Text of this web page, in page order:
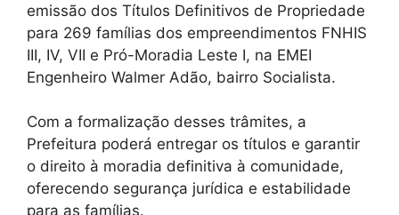
emissão dos Títulos Definitivos de Propriedade
para 269 famílias dos empreendimentos FNHIS
III, IV, VII e Pró-Moradia Leste I, na EMEI
Engenheiro Walmer Adão, bairro Socialista.
Com a formalização desses trâmites, a
Prefeitura poderá entregar os títulos e garantir
o direito à moradia definitiva à comunidade,
oferecendo segurança jurídica e estabilidade
para as famílias.